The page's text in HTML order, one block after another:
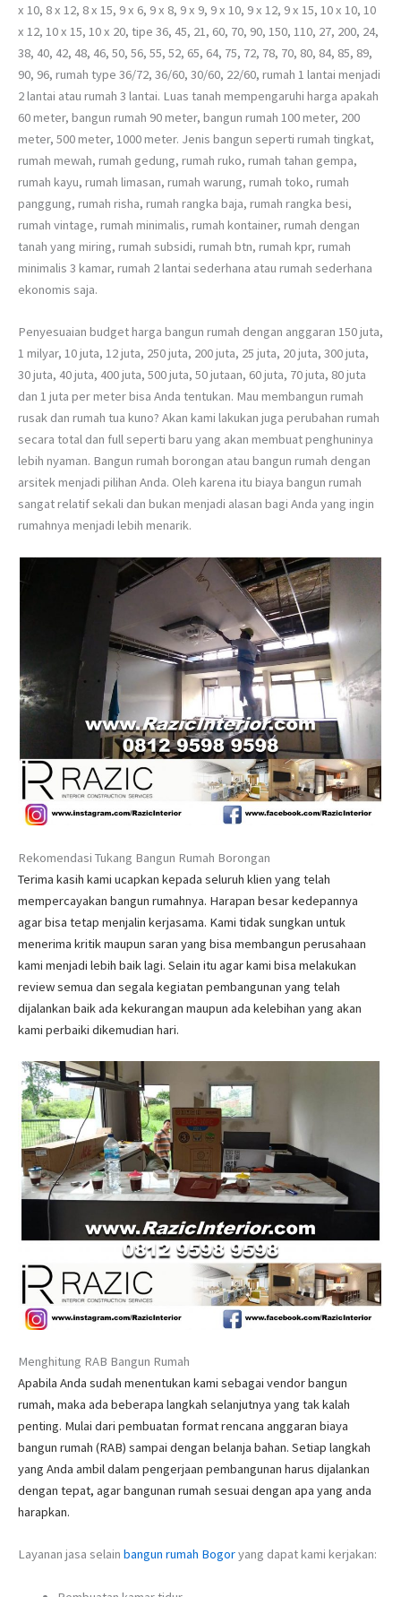
x 10, 8 x 12, 8 x 15, 9 x 6, 9 x 8, 9 x 9, 9 x 10, 9 x 12, 9 x 15, 10 x 10, 10
x 12, 10 x 15, 10 x 20, tipe 36, 45, 21, 60, 70, 90, 150, 110, 27, 200, 24,
38, 40, 42, 48, 46, 50, 56, 55, 52, 65, 64, 75, 72, 78, 70, 80, 84, 85, 89,
90, 96, rumah type 36/72, 36/60, 30/60, 22/60, rumah 1 lantai menjadi
2 lantai atau rumah 3 lantai. Luas tanah mempengaruhi harga apakah
60 meter, bangun rumah 90 meter, bangun rumah 100 meter, 200
meter, 500 meter, 1000 meter. Jenis bangun seperti rumah tingkat,
rumah mewah, rumah gedung, rumah ruko, rumah tahan gempa,
rumah kayu, rumah limasan, rumah warung, rumah toko, rumah
panggung, rumah risha, rumah rangka baja, rumah rangka besi,
rumah vintage, rumah minimalis, rumah kontainer, rumah dengan
tanah yang miring, rumah subsidi, rumah btn, rumah kpr, rumah
minimalis 3 kamar, rumah 2 lantai sederhana atau rumah sederhana
ekonomis saja.
Penyesuaian budget harga bangun rumah dengan anggaran 150 juta,
1 milyar, 10 juta, 12 juta, 250 juta, 200 juta, 25 juta, 20 juta, 300 juta,
30 juta, 40 juta, 400 juta, 500 juta, 50 jutaan, 60 juta, 70 juta, 80 juta
dan 1 juta per meter bisa Anda tentukan. Mau membangun rumah
rusak dan rumah tua kuno? Akan kami lakukan juga perubahan rumah
secara total dan full seperti baru yang akan membuat penghuninya
lebih nyaman. Bangun rumah borongan atau bangun rumah dengan
arsitek menjadi pilihan Anda. Oleh karena itu biaya bangun rumah
sangat relatif sekali dan bukan menjadi alasan bagi Anda yang ingin
rumahnya menjadi lebih menarik.
Rekomendasi Tukang Bangun Rumah Borongan
Terima kasih kami ucapkan kepada seluruh klien yang telah
mempercayakan bangun rumahnya. Harapan besar kedepannya
agar bisa tetap menjalin kerjasama. Kami tidak sungkan untuk
menerima kritik maupun saran yang bisa membangun perusahaan
kami menjadi lebih baik lagi. Selain itu agar kami bisa melakukan
review semua dan segala kegiatan pembangunan yang telah
dijalankan baik ada kekurangan maupun ada kelebihan yang akan
kami perbaiki dikemudian hari.
Menghitung RAB Bangun Rumah
Apabila Anda sudah menentukan kami sebagai vendor bangun
rumah, maka ada beberapa langkah selanjutnya yang tak kalah
penting. Mulai dari pembuatan format rencana anggaran biaya
bangun rumah (RAB) sampai dengan belanja bahan. Setiap langkah
yang Anda ambil dalam pengerjaan pembangunan harus dijalankan
dengan tepat, agar bangunan rumah sesuai dengan apa yang anda
harapkan.
Layanan jasa selain bangun rumah Bogoryang dapat kami kerjakan: